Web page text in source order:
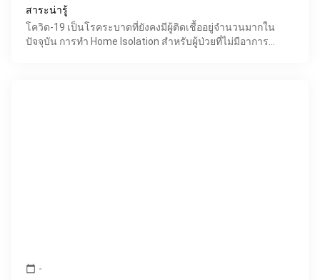
สาระน่ารู้
โควิด-19 เป็นโรคระบาดที่ยังคงมีผู้ติดเชื้ออยู่จำนวนมากใน
ปัจจุบัน การทำ Home Isolation สำหรับผู้ป่วยที่ไม่มีอาการ
calendar_today -